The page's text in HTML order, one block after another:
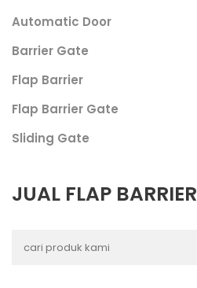
Automatic Door
Barrier Gate
Flap Barrier
Flap Barrier Gate
Sliding Gate
JUAL FLAP BARRIER